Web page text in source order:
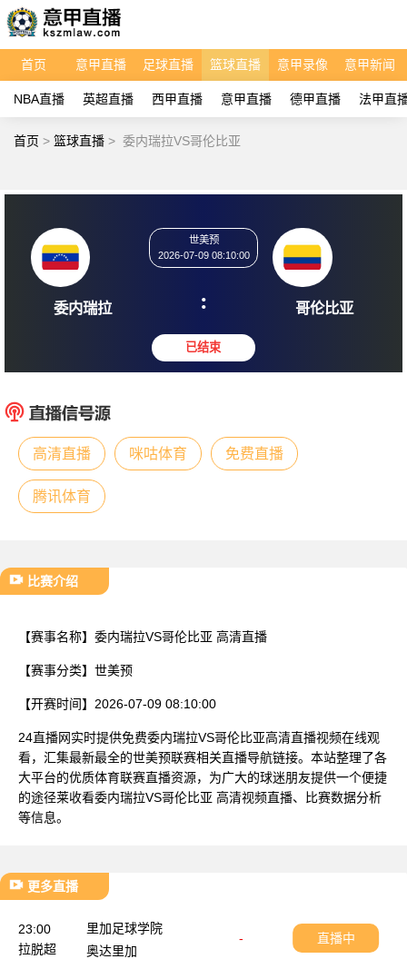
首页 意甲直播 足球直播 篮球直播 意甲录像 意甲新闻
NBA直播 英超直播 西甲直播 意甲直播 德甲直播 法甲直
首页 > 篮球直播 > 委内瑞拉VS哥伦比亚
委内瑞拉
2026-07-09 08:10:00
: 哥伦
高清直播 咪咕体育 免费直播
腾讯体育
比赛介绍
【赛事名称】 委内瑞拉VS哥伦比亚 高清直播
【赛事分类】 世美预
【开赛时间】 2026-07-09 08:10:00
24直播网实时提供免费委内瑞拉VS哥伦比亚高清直播视频在线观
看，汇集最新最全的世美预联赛相关直播导航链接。本站整理了各
大平台的优质体育联赛直播资源，为广大的球迷朋友提供一个便捷
的途径莱收看委内瑞拉VS哥伦比亚 高清视频直播、比赛数据分析
等信息。
更多直播
23:00
拉脱超
里加足球学院
-
奥达里加
直播中